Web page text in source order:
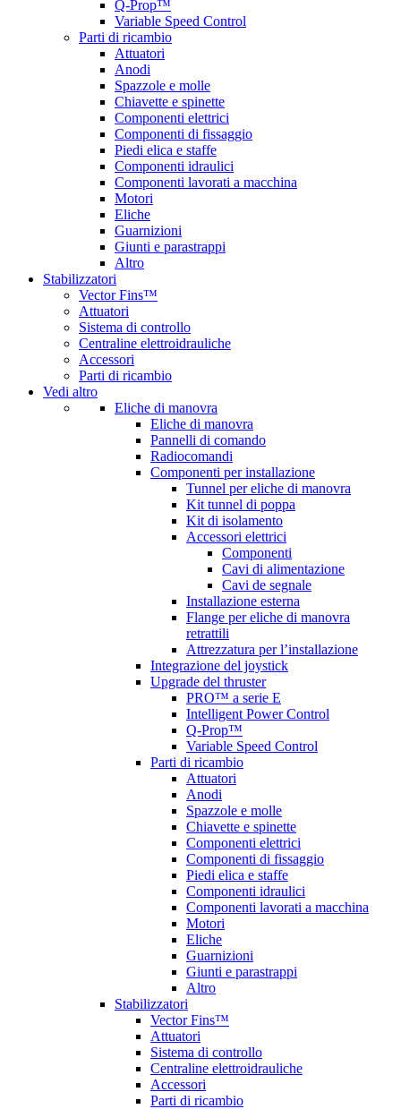
Q-Prop™
Variable Speed Control
Parti di ricambio
Attuatori
Anodi
Spazzole e molle
Chiavette e spinette
Componenti elettrici
Componenti di fissaggio
Piedi elica e staffe
Componenti idraulici
Componenti lavorati a macchina
Motori
Eliche
Guarnizioni
Giunti e parastrappi
Altro
Stabilizzatori
Vector Fins™
Attuatori
Sistema di controllo
Centraline elettroidrauliche
Accessori
Parti di ricambio
Vedi altro
Eliche di manovra
Eliche di manovra
Pannelli di comando
Radiocomandi
Componenti per installazione
Tunnel per eliche di manovra
Kit tunnel di poppa
Kit di isolamento
Accessori elettrici
Componenti
Cavi di alimentazione
Cavi de segnale
Installazione esterna
Flange per eliche di manovra
retrattili
Attrezzatura per l’installazione
Integrazione del joystick
Upgrade del thruster
PRO™ a serie E
Intelligent Power Control
Q-Prop™
Variable Speed Control
Parti di ricambio
Attuatori
Anodi
Spazzole e molle
Chiavette e spinette
Componenti elettrici
Componenti di fissaggio
Piedi elica e staffe
Componenti idraulici
Componenti lavorati a macchina
Motori
Eliche
Guarnizioni
Giunti e parastrappi
Altro
Stabilizzatori
Vector Fins™
Attuatori
Sistema di controllo
Centraline elettroidrauliche
Accessori
Parti di ricambio